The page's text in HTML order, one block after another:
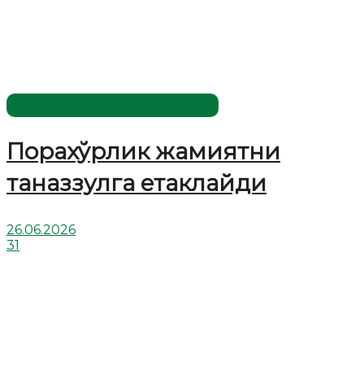
Порахўрлик жамиятни
таназзулга етаклайди
26.06.2026
31